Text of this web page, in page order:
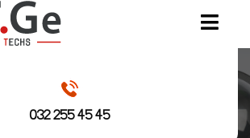
032 255 45 45